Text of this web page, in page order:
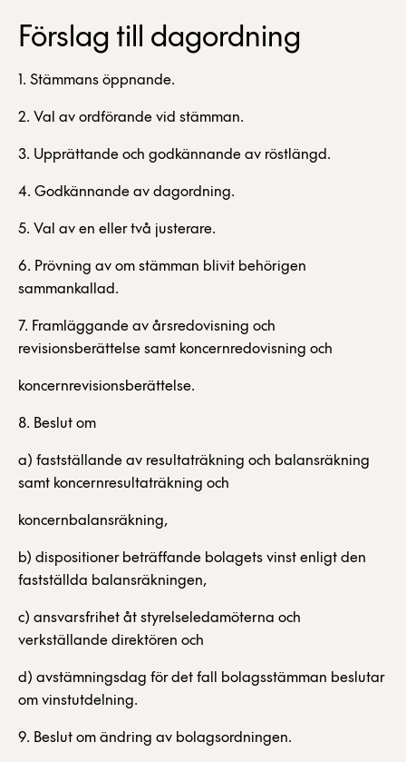
Förslag till dagordning
1. Stämmans öppnande.
2. Val av ordförande vid stämman.
3. Upprättande och godkännande av röstlängd.
4. Godkännande av dagordning.
5. Val av en eller två justerare.
6. Prövning av om stämman blivit behörigen
sammankallad.
7. Framläggande av årsredovisning och
revisionsberättelse samt koncernredovisning och
koncernrevisionsberättelse.
8. Beslut om
a) fastställande av resultaträkning och balansräkning
samt koncernresultaträkning och
koncernbalansräkning,
b) dispositioner beträffande bolagets vinst enligt den
fastställda balansräkningen,
c) ansvarsfrihet åt styrelseledamöterna och
verkställande direktören och
d) avstämningsdag för det fall bolagsstämman beslutar
om vinstutdelning.
9. Beslut om ändring av bolagsordningen.